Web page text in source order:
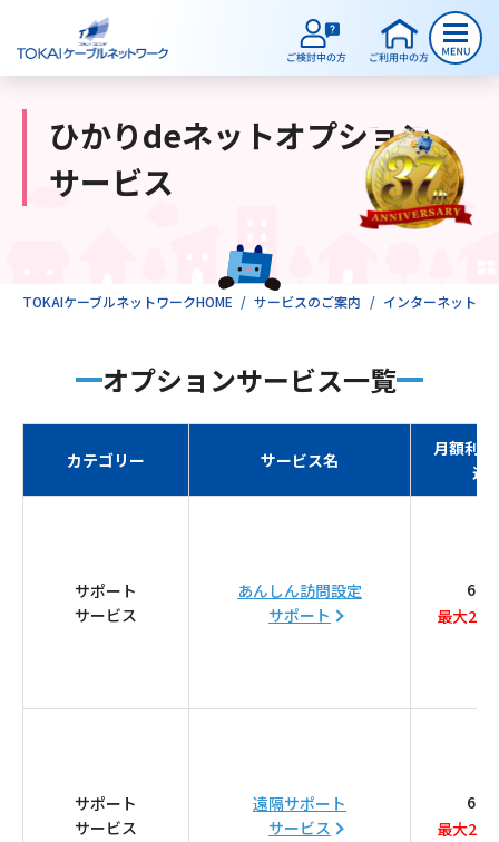
ご検討中のお客様
サービスのご案内
インターネット
テレビ
動画配信
ひかりdeネットオプション
サービス
TOKAIケーブルネットワークHOME サービスのご案内 インターネット（
オプションサービス一覧
カテゴリー サービス名
月額利
込
サポート
サービス
あんしん訪問設定
サポート
660
最大2ヶ
サポート
サービス
遠隔サポート
サービス
660
最大2ヶ